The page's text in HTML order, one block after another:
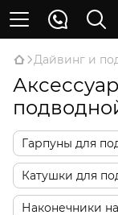
Дайвинг и
Гарпуны для
Катушки для
Наконечники